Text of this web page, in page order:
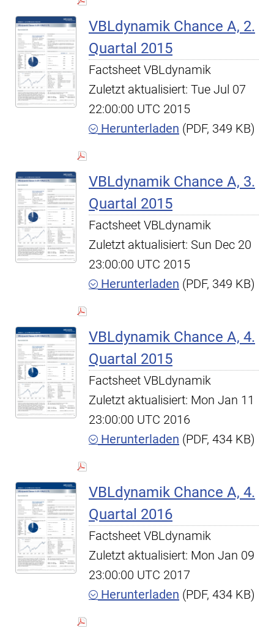
VBLdynamik Chance A, 2.
Quartal 2015
Factsheet VBLdynamik
Zuletzt aktualisiert: Tue Jul 07
22:00:00 UTC 2015
Herunterladen (PDF, 349 KB)
VBLdynamik Chance A, 3.
Quartal 2015
Factsheet VBLdynamik
Zuletzt aktualisiert: Sun Dec 20
23:00:00 UTC 2015
Herunterladen (PDF, 349 KB)
VBLdynamik Chance A, 4.
Quartal 2015
Factsheet VBLdynamik
Zuletzt aktualisiert: Mon Jan 11
23:00:00 UTC 2016
Herunterladen (PDF, 434 KB)
VBLdynamik Chance A, 4.
Quartal 2016
Factsheet VBLdynamik
Zuletzt aktualisiert: Mon Jan 09
23:00:00 UTC 2017
Herunterladen (PDF, 434 KB)